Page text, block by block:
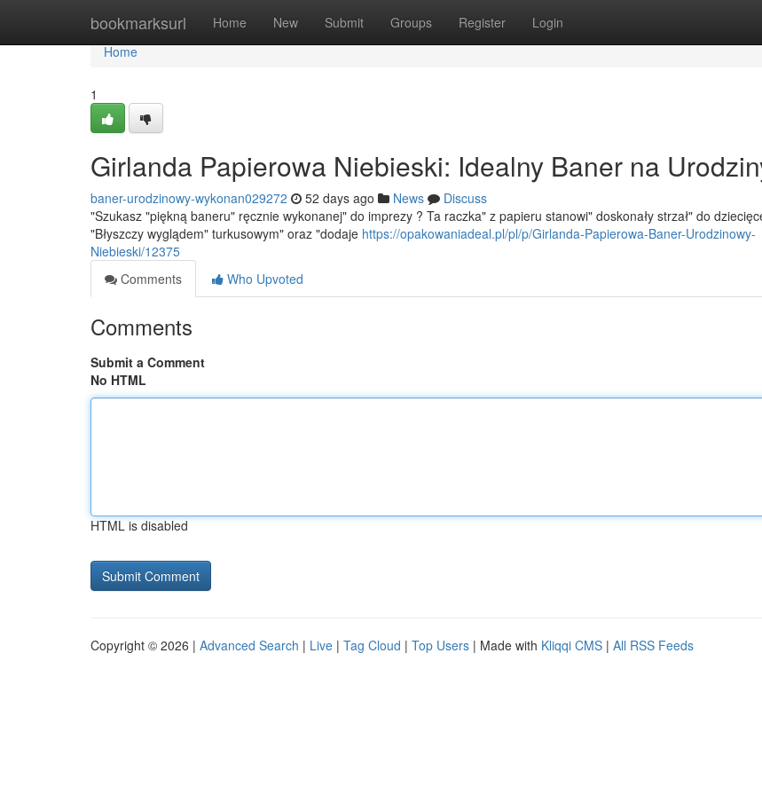
bookmarksurl Home New Submit Groups Register Login
Home
Home
1
Girlanda Papierowa Niebieski: Idealny Baner na
baner-urodzinowy-wykonan029272 52 days ago News
Discuss
"Szukasz "piękną baneru" ręcznie wykonanej" do imprezy ? Ta raczka" z papieru stanowi" doskonały strzał" do
"Błyszczy wyglądem" turkusowym" oraz "dodaje https://opakowaniadeal.pl/pl/p/Girlanda-Papierowa-Baner-Urodzinowy-
Niebieski/12375
Comments
Who Upvoted
Comments
Submit a Comment
No HTML
HTML is disabled
Copyright © 2026 | Advanced Search | Live | Tag Cloud | Top Users | Made with Kliqqi CMS | All RSS Feeds